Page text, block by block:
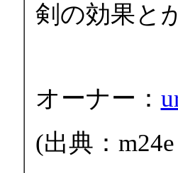
剣の効果と
オーナー：
(出典：